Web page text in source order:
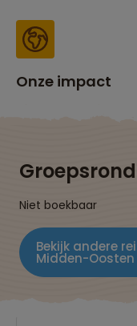
Onze impact
Niet boekbaar
Bekijk andere
Midden-